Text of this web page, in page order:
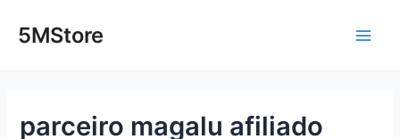
para5MStore
parceiro magalu afiliado
navigation